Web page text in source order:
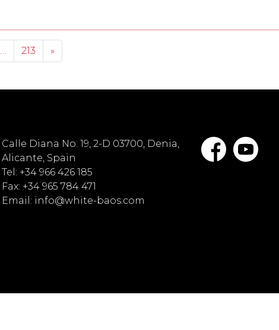
… 213 »
Calle Diana No. 19, 2-D 03700, Denia,
Alicante, Spain
Tel: +34 966 426 185
Fax: +34 965 784 471
Email: info@white-baos.com